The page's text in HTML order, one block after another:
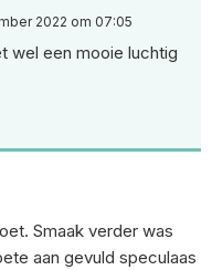
2022 om 07:05
wel een mooie luchtig
Smaak verder was
aan gevuld speculaas